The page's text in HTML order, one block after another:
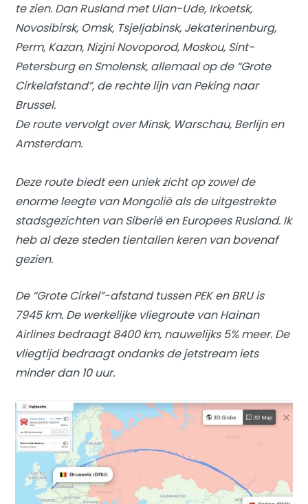
te zien. Dan Rusland met Ulan-Ude, Irkoetsk,
Novosibirsk, Omsk, Tsjeljabinsk, Jekaterinenburg,
Perm, Kazan, Nizjni Novoporod, Moskou, Sint-
Petersburg en Smolensk, allemaal op de “Grote
Cirkelafstand”, de rechte lijn van Peking naar
Brussel.
De route vervolgt over Minsk, Warschau, Berlijn en
Amsterdam.
Deze route biedt een uniek zicht op zowel de
enorme leegte van Mongolië als de uitgestrekte
stadsgezichten van Siberië en Europees Rusland. Ik
heb al deze steden tientallen keren van bovenaf
gezien.
De “Grote Cirkel”-afstand tussen PEK en BRU is
7945 km. De werkelijke vliegroute van Hainan
Airlines bedraagt ​​8400 km, nauwelijks 5% meer. De
vliegtijd bedraagt ​​ondanks de jetstream iets
minder dan 10 uur.